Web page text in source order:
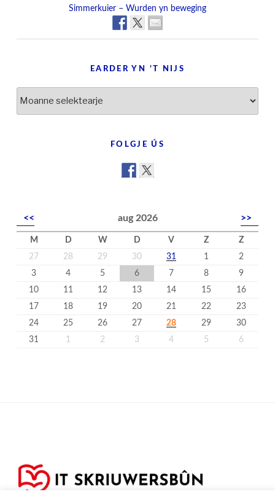
Simmerkuier – Wurden yn beweging
EARDER YN ’T NIJS
yn
FOLGJE ÚS
<< aug 2026 >>
M D W D V Z
Z
27
28 29 30 31 1
2
3
4 5 6 7 8
9
10
11 12 13 14 15
16
17
18 19 20 21 22
23
24
25 26 27 28 29
30
31
1 2 3 4 5 6